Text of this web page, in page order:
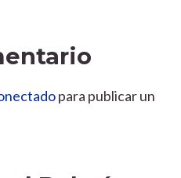
para publicar un